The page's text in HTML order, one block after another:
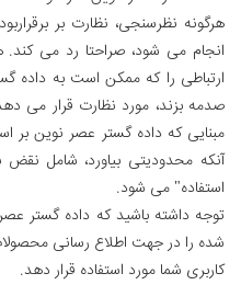
هرگونه نظرسنجی، نظارت بر
انجام می شود، صراحتا رد می
ارتباطی را که ممکن است به داده
صدمه بزند، مورد نظارت قرار
مبنایی که داده گستر عصر نوین بر
آنکه محدودیتی بیاورد، شامل
استفاده" می شود.
توجه داشته باشید که داده گستر
شده را در جهت اطلاع رسانی
کاربری شما مورد استفاده قرار دهد.